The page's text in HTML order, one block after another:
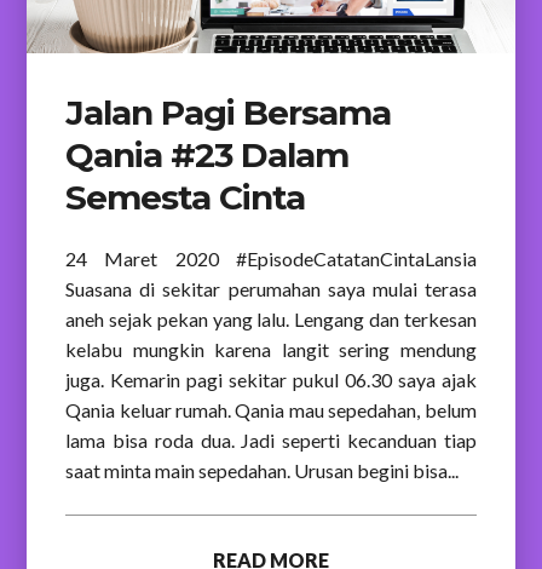
Jalan Pagi Bersama
Qania #23 Dalam
Semesta Cinta
24 Maret 2020 #EpisodeCatatanCintaLansia
Suasana di sekitar perumahan saya mulai terasa
aneh sejak pekan yang lalu. Lengang dan terkesan
kelabu mungkin karena langit sering mendung
juga. Kemarin pagi sekitar pukul 06.30 saya ajak
Qania keluar rumah. Qania mau sepedahan, belum
lama bisa roda dua. Jadi seperti kecanduan tiap
saat minta main sepedahan. Urusan begini bisa...
READ MORE